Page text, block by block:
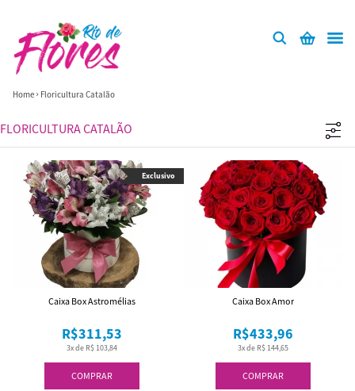
Home Floricultura Catalão
FLORICULTURA CATALÃO
COMPRAR
3x de R$ 103,84
R$311,53
Caixa Box Astromélias
Exclusivo
COMPRAR
3x de R$ 144,65
R$433,96
Caixa Box Amor